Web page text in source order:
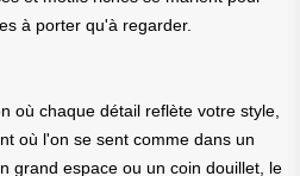
à porter qu'à regarder.
où chaque détail reflète votre style,
où l'on se sent comme dans un
grand espace ou un coin douillet, le